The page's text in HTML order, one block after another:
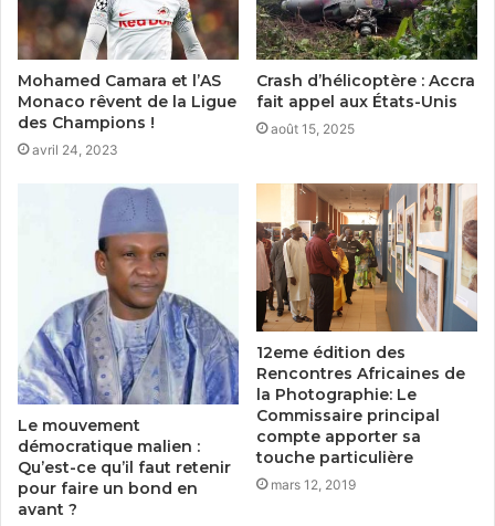
Mohamed Camara et l’AS
Monaco rêvent de la Ligue
des Champions !
avril 24, 2023
Crash d’hélicoptère : Accra
fait appel aux États-Unis
août 15, 2025
Le mouvement
démocratique malien :
Qu’est-ce qu’il faut retenir
pour faire un bond en
avant ?
12eme édition des
Rencontres Africaines de
la Photographie: Le
Commissaire principal
compte apporter sa
touche particulière
mars 12, 2019